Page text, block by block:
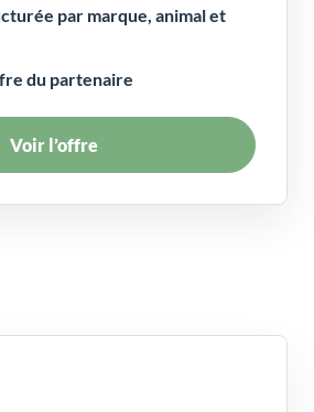
par marque, animal et
du partenaire
Voir l’offre